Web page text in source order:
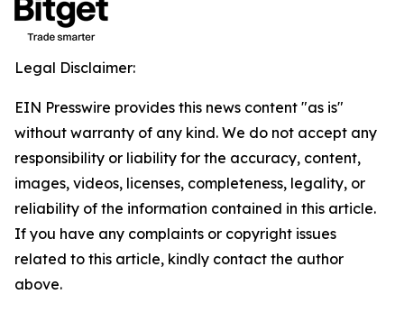
Legal Disclaimer:
EIN Presswire provides this news content "as is"
without warranty of any kind. We do not accept any
responsibility or liability for the accuracy, content,
images, videos, licenses, completeness, legality, or
reliability of the information contained in this article.
If you have any complaints or copyright issues
related to this article, kindly contact the author
above.